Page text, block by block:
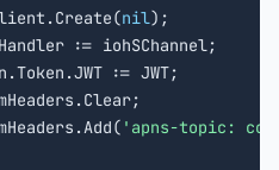
nil);
:= iohSChannel;
:= JWT;
'apns-topic: